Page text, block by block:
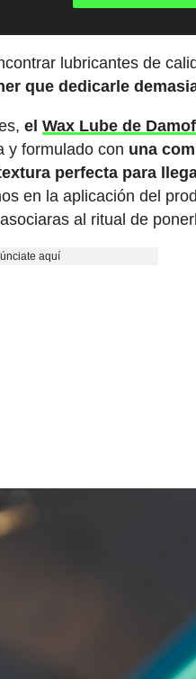
lubricantes de
que dedicarle
elWax Lube de
y formulado con una
perfecta para
en la aplicación del
al ritual de
aquí